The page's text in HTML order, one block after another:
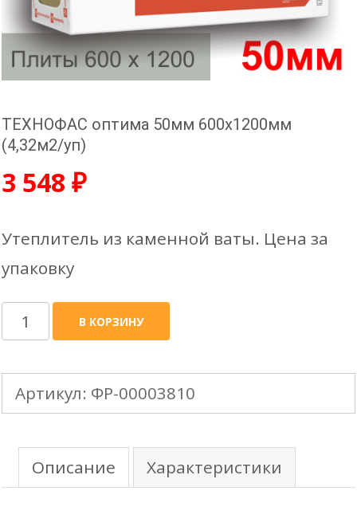
ТЕХНОФАС оптима 50мм 600х1200мм
(4,32м2/уп)
3 548 ₽
Утеплитель из каменной ваты. Цена за
упаковку
Количество
товара
ТЕХНОФАС
оптима
600х1200мм
(4,32м2/
В КОРЗИНУ
Артикул: ФР-00003810
Описание Характеристики